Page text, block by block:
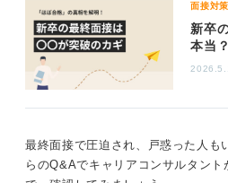
存分聞いてもらうのがおすすめ
今の気持ちを吐き出して受け止
り替えよう」と思える精神状態
次へ向けて一つアドバイスをす
りして、同じ質問をされても答
おきましょう。
面接対策
新卒
本当
最終面接で圧迫され、戸惑った人も
らのQ&Aでキャリアコンサルタン